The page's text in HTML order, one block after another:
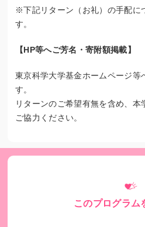
学内保育所への支援
東京科学大学基金 女性活躍応援
※下記リターン（お礼）の手配に
す。
【HP等へご芳名・寄附額掲載】
東京科学大学基金ホームページ等
す。
リターンのご希望有無を含め、本
ご協力ください。
このプログラム